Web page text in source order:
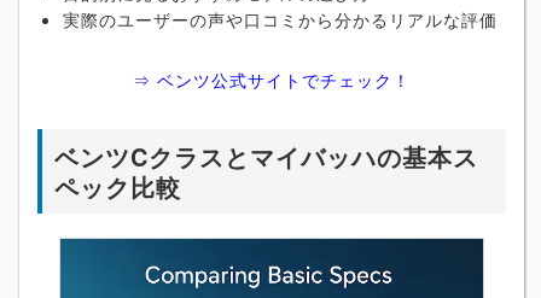
実際のユーザーの声や口コミから分かるリアルな評価
⇒ ベンツ公式サイトでチェック！
ベンツCクラスとマイバッハの基本ス
ペック比較